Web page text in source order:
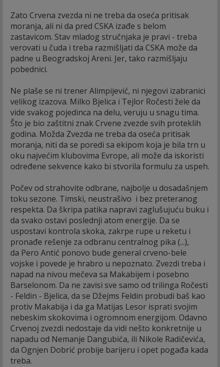
Zato Crvena zvezda ni ne treba da oseća pritisak
moranja, ali ni da pred CSKA izađe s belom
zastavicom. Stav mladog stručnjaka je pravi - treba
verovati u čuda i treba razmišljati da CSKA može da
padne u Beogradskoj Areni. Jer, tako razmišljaju
pobednici.
Ne plaše se ni trener Alimpijević, ni njegovi izabranici
velikog izazova. Milko Bjelica i Tejlor Ročesti žele da
vide svakog pojedinca na delu, veruju u snagu tima.
Što je bio zaštitni znak Crvene zvezde svih proteklih
godina. Možda Zvezda ne treba da oseća pritisak
moranja, niti da se poredi sa ekipom koja je bila trn u
oku najvećim klubovima Evrope, ali može da iskoristi
određene sekvence kako bi stvorila formulu za uspeh.
Počev od strahovite odbrane, najbolje u dosadašnjem
toku sezone. Timski, neustrašivo i bez preteranog
respekta. Da škripa patika napravi zaglušujuću buku i
da svako ostavi poslednji atom energije. Da se
uspostavi kontrola skoka, zakrpe rupe u reketu i
pronađe rešenje za odbranu centralnog pika (...),
da Pero Antić ponovo bude general crveno-bele
vojske i povede je hrabro u nepoznato. Zvezdi treba i
napad na nivou mečeva sa Makabijem i posebno
Barselonom. Da ne zavisi sve samo od trilinga Ročesti
- Feldin - Bjelica, da se Džejms Feldin probudi baš kao
protiv Makabija i da ga Matijas Lesor isprati svojim
nebeskim skokovima i ogromnom energijom. Odavno
Crvenoj zvezdi nedostaje da vidi nešto konkretnije u
napadu od Nemanje Dangubića, ili Nikole Radičevića,
da Ognjen Dobrić probije barijeru i opet pogađa kada
treba.